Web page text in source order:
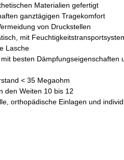
Materialien gefertigt
ganztägigen Tragekomfort
von Druckstellen
mit
Lasche
besten
< 35 Megaohm
den Weiten 10 bis 12
orthopädische Einlagen und